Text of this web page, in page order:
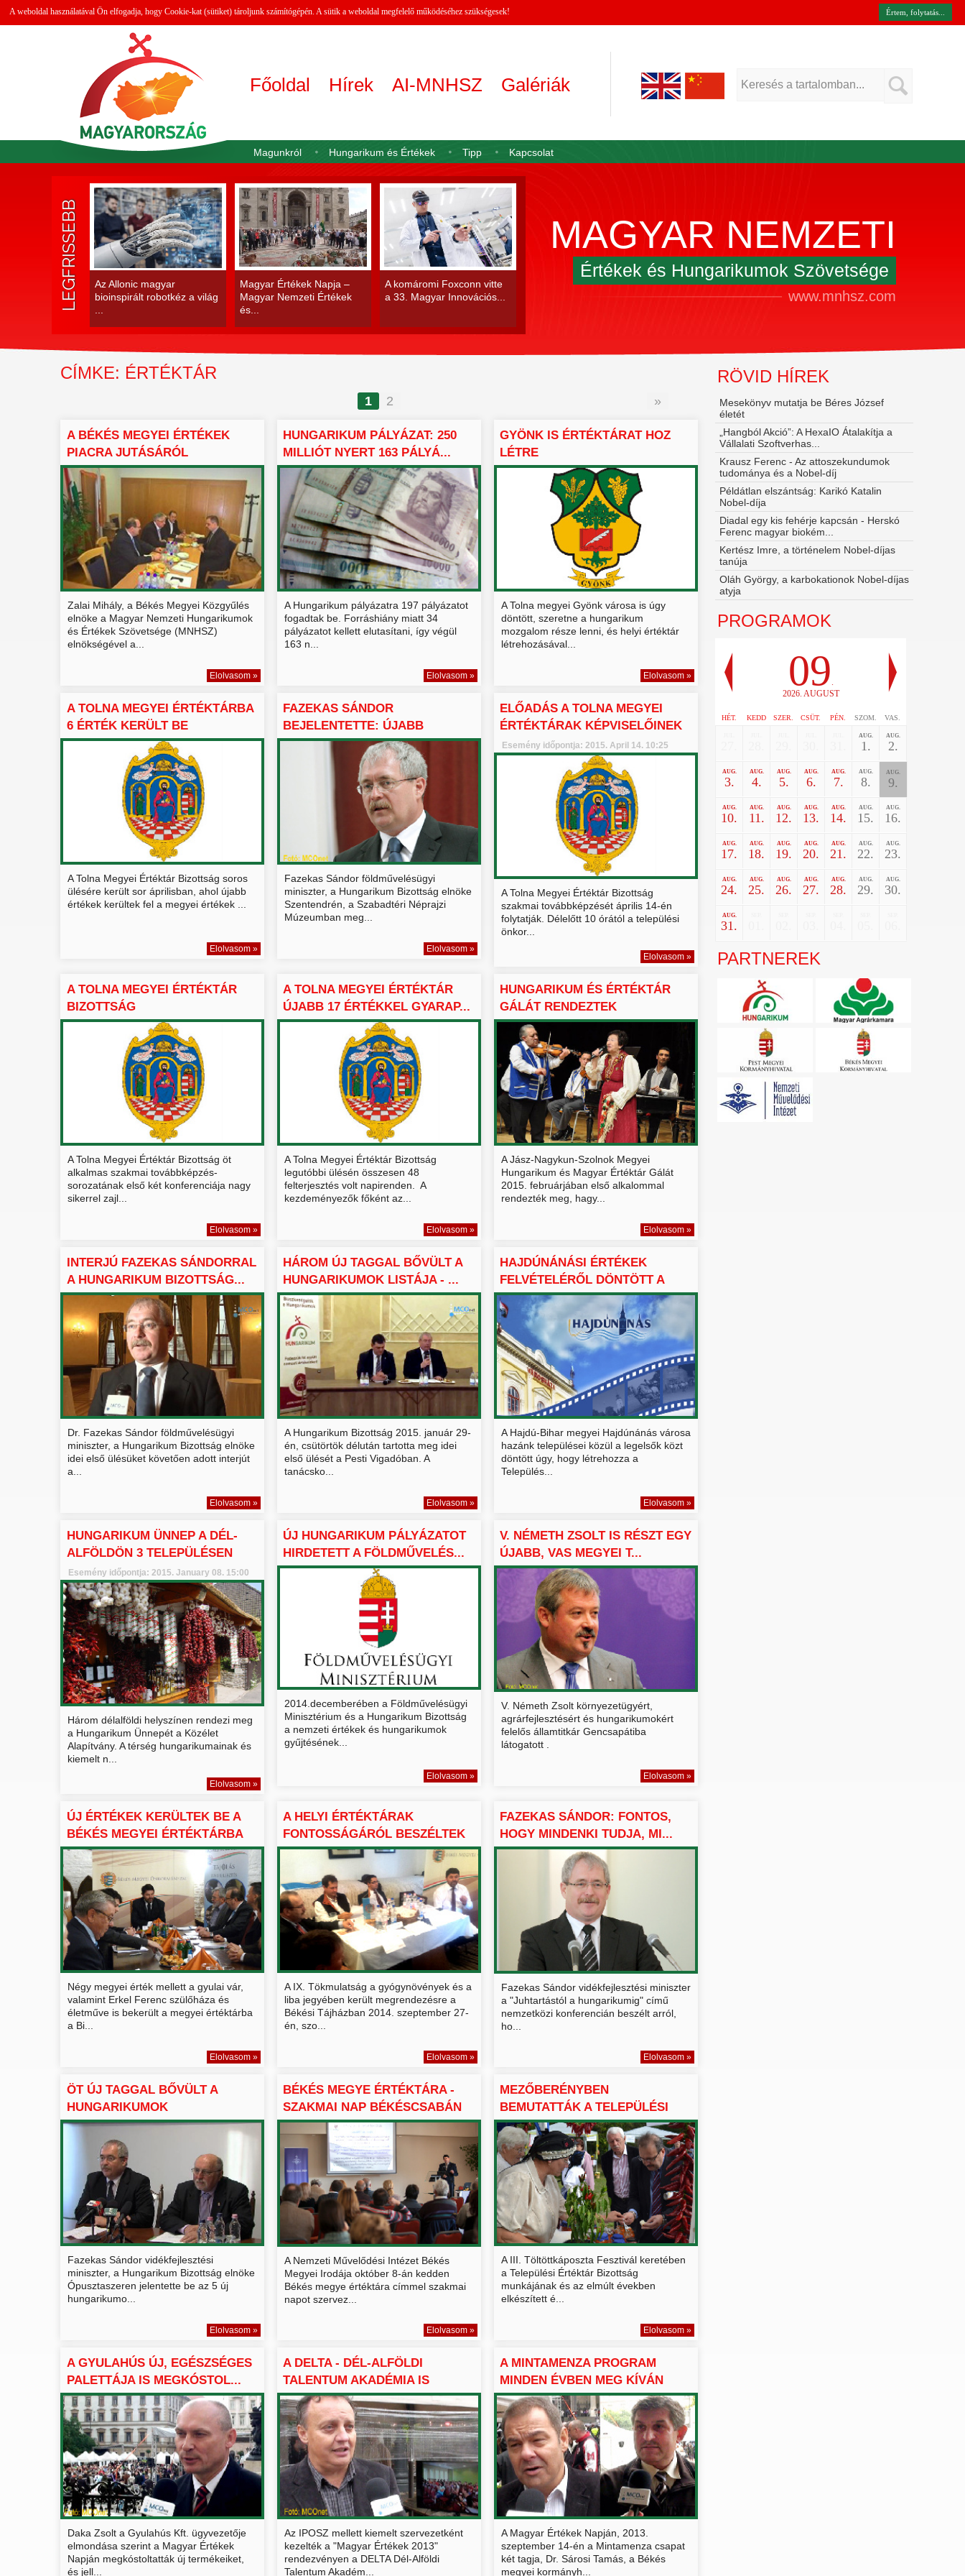
A weboldal használatával Ön elfogadja, hogy Cookie-kat (sütiket) tároljunk számítógépén. A sütik a weboldal megfelelő működéséhez szükségesek! Értem, folytatás...
Főoldal Hírek AI-MNHSZ Galériák
Magunkról Hungarikum és Értékek Tipp Kapcsolat
LEGFRISSEBB
Az Allonic magyar
bioinspirált robotkéz a világ
Magyar Értékek Napja –
Magyar Nemzeti Értékek
és...
A komáromi Foxconn vitte
a 33. Magyar Innovációs...
MAGYAR NEMZETI
Értékek és Hungarikumok Szövetsége
www.mnhsz.com
CÍMKE: ÉRTÉKTÁR
1 2 »
A BÉKÉS MEGYEI ÉRTÉKEK
PIACRA JUTÁSÁRÓL
EGYEZTET...
Zalai Mihály, a Békés Megyei Közgyűlés
elnöke a Magyar Nemzeti Hungarikumok
és Értékek Szövetsége (MNHSZ)
elnökségével a...
Elolvasom »
HUNGARIKUM PÁLYÁZAT: 250
MILLIÓT NYERT 163 PÁLYÁ...
A Hungarikum pályázatra 197 pályázatot
fogadtak be. Forráshiány miatt 34
pályázatot kellett elutasítani, így végül
163 n...
Elolvasom »
GYÖNK IS ÉRTÉKTÁRAT HOZ
LÉTRE
A Tolna megyei Gyönk városa is úgy
döntött, szeretne a hungarikum
mozgalom része lenni, és helyi értéktár
létrehozásával...
Elolvasom »
A TOLNA MEGYEI ÉRTÉKTÁRBA
6 ÉRTÉK KERÜLT BE
A Tolna Megyei Értéktár Bizottság soros
ülésére került sor áprilisban, ahol újabb
értékek kerültek fel a megyei értékek ...
Elolvasom »
FAZEKAS SÁNDOR
BEJELENTETTE: ÚJABB
ÉRTÉKEK A HUN...
Fazekas Sándor földművelésügyi
miniszter, a Hungarikum Bizottság elnöke
Szentendrén, a Szabadtéri Néprajzi
Múzeumban meg...
Elolvasom »
ELŐADÁS A TOLNA MEGYEI
ÉRTÉKTÁRAK KÉPVISELŐINEK
Esemény időpontja: 2015. April 14. 10:25
A Tolna Megyei Értéktár Bizottság
szakmai továbbképzését április 14-én
folytatják. Délelőtt 10 órától a települési
önkor...
Elolvasom »
A TOLNA MEGYEI ÉRTÉKTÁR
BIZOTTSÁG
KÉPZÉSSOROZATO...
A Tolna Megyei Értéktár Bizottság öt
alkalmas szakmai továbbképzés-
sorozatának első két konferenciája nagy
sikerrel zajl...
Elolvasom »
A TOLNA MEGYEI ÉRTÉKTÁR
ÚJABB 17 ÉRTÉKKEL GYARAP...
A Tolna Megyei Értéktár Bizottság
legutóbbi ülésén összesen 48
felterjesztés volt napirenden. A
kezdeményezők főként az...
Elolvasom »
HUNGARIKUM ÉS ÉRTÉKTÁR
GÁLÁT RENDEZTEK
SZOLNOKON
A Jász-Nagykun-Szolnok Megyei
Hungarikum és Magyar Értéktár Gálát
2015. februárjában első alkalommal
rendezték meg, hagy...
Elolvasom »
INTERJÚ FAZEKAS SÁNDORRAL
A HUNGARIKUM BIZOTTSÁG...
Dr. Fazekas Sándor földművelésügyi
miniszter, a Hungarikum Bizottság elnöke
idei első ülésüket követően adott interjút
a...
Elolvasom »
HÁROM ÚJ TAGGAL BŐVÜLT A
HUNGARIKUMOK LISTÁJA - ...
A Hungarikum Bizottság 2015. január 29-
én, csütörtök délután tartotta meg idei
első ülését a Pesti Vigadóban. A
tanácsko...
Elolvasom »
HAJDÚNÁNÁSI ÉRTÉKEK
FELVÉTELÉRŐL DÖNTÖTT A
HELYI...
A Hajdú-Bihar megyei Hajdúnánás városa
hazánk települései közül a legelsők közt
döntött úgy, hogy létrehozza a
Település...
Elolvasom »
HUNGARIKUM ÜNNEP A DÉL-
ALFÖLDÖN 3 TELEPÜLÉSEN
Esemény időpontja: 2015. January 08. 15:00
Három délalföldi helyszínen rendezi meg
a Hungarikum Ünnepét a Közélet
Alapítvány. A térség hungarikumainak és
kiemelt n...
Elolvasom »
ÚJ HUNGARIKUM PÁLYÁZATOT
HIRDETETT A FÖLDMŰVELÉS...
2014.decemberében a Földművelésügyi
Minisztérium és a Hungarikum Bizottság
a nemzeti értékek és hungarikumok
gyűjtésének...
Elolvasom »
V. NÉMETH ZSOLT IS RÉSZT EGY
ÚJABB, VAS MEGYEI T...
V. Németh Zsolt környezetügyért,
agrárfejlesztésért és hungarikumokért
felelős államtitkár Gencsapátiba
látogatott .
Elolvasom »
ÚJ ÉRTÉKEK KERÜLTEK BE A
BÉKÉS MEGYEI ÉRTÉKTÁRBA
Négy megyei érték mellett a gyulai vár,
valamint Erkel Ferenc szülőháza és
életműve is bekerült a megyei értéktárba
a Bi...
Elolvasom »
A HELYI ÉRTÉKTÁRAK
FONTOSSÁGÁRÓL BESZÉLTEK
A IX....
A IX. Tökmulatság a gyógynövények és a
liba jegyében került megrendezésre a
Békési Tájházban 2014. szeptember 27-
én, szo...
Elolvasom »
FAZEKAS SÁNDOR: FONTOS,
HOGY MINDENKI TUDJA, MI...
Fazekas Sándor vidékfejlesztési miniszter
a "Juhtartástól a hungarikumig" című
nemzetközi konferencián beszélt arról,
ho...
Elolvasom »
ÖT ÚJ TAGGAL BŐVÜLT A
HUNGARIKUMOK
GYŰJTEMÉNYE É...
Fazekas Sándor vidékfejlesztési
miniszter, a Hungarikum Bizottság elnöke
Ópusztaszeren jelentette be az 5 új
hungarikumo...
Elolvasom »
BÉKÉS MEGYE ÉRTÉKTÁRA -
SZAKMAI NAP BÉKÉSCSABÁN
A Nemzeti Művelődési Intézet Békés
Megyei Irodája október 8-án kedden
Békés megye értéktára címmel szakmai
napot szervez...
Elolvasom »
MEZŐBERÉNYBEN
BEMUTATTÁK A TELEPÜLÉSI
ÉRTÉKTÁRAT
A III. Töltöttkáposzta Fesztivál keretében
a Települési Értéktár Bizottság
munkájának és az elmúlt években
elkészített é...
Elolvasom »
A GYULAHÚS ÚJ, EGÉSZSÉGES
PALETTÁJA IS MEGKÓSTOL...
Daka Zsolt a Gyulahús Kft. ügyvezetője
elmondása szerint a Magyar Értékek
Napján megkóstoltatták új termékeiket,
és jell...
A DELTA - DÉL-ALFÖLDI
TALENTUM AKADÉMIA IS
BEMU...
Az IPOSZ mellett kiemelt szervezetként
kezelték a "Magyar Értékek 2013"
rendezvényen a DELTA Dél-Alföldi
Talentum Akadém...
A MINTAMENZA PROGRAM
MINDEN ÉVBEN MEG KÍVÁN
JELE...
A Magyar Értékek Napján, 2013.
szeptember 14-én a Mintamenza csapat
két tagja, Dr. Sárosi Tamás, a Békés
megyei kormányh...
RÖVID HÍREK
Mesekönyv mutatja be Béres József
életét
„Hangból Akció”: A HexaIO Átalakítja a
Vállalati Szoftverhas...
Krausz Ferenc - Az attoszekundumok
tudománya és a Nobel‑díj
Példátlan elszántság: Karikó Katalin
Nobel-díja
Diadal egy kis fehérje kapcsán - Herskó
Ferenc magyar biokém...
Kertész Imre, a történelem Nobel-díjas
tanúja
Oláh György, a karbokationok Nobel-díjas
atyja
PROGRAMOK
09 .
2026. AUGUST
HÉT. KEDD SZER. CSÜT. PÉN. SZOM. VAS.
AUG.
1.
AUG.
2.
AUG.
3.
AUG.
4.
AUG.
5.
AUG.
6.
AUG.
7.
AUG.
8.
AUG.
9.
AUG.
10.
AUG.
11.
AUG.
12.
AUG.
13.
AUG.
14.
AUG.
15.
AUG.
16.
AUG.
17.
AUG.
18.
AUG.
19.
AUG.
20.
AUG.
21.
AUG.
22.
AUG.
23.
AUG.
24.
AUG.
25.
AUG.
26.
AUG.
27.
AUG.
28.
AUG.
29.
AUG.
30.
AUG.
31.
PARTNEREK